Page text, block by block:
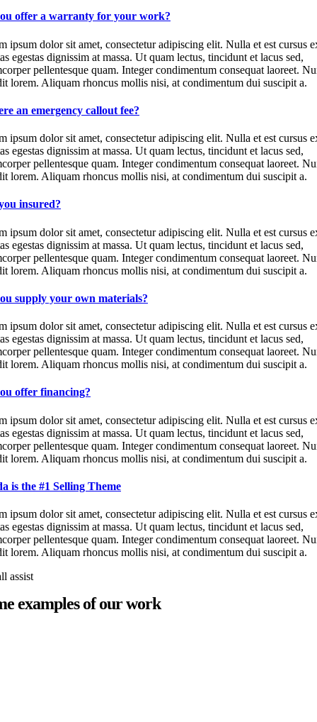
offer a warranty for your work?
ipsum dolor sit amet, consectetur adipiscing elit. Nulla et est cursus
egestas dignissim at massa. Ut quam lectus, tincidunt et lacus sed,
pellentesque quam. Integer condimentum consequat laoreet.
lorem. Aliquam rhoncus mollis nisi, at condimentum dui suscipit a.
an emergency callout fee?
ipsum dolor sit amet, consectetur adipiscing elit. Nulla et est cursus
egestas dignissim at massa. Ut quam lectus, tincidunt et lacus sed,
pellentesque quam. Integer condimentum consequat laoreet.
lorem. Aliquam rhoncus mollis nisi, at condimentum dui suscipit a.
insured?
ipsum dolor sit amet, consectetur adipiscing elit. Nulla et est cursus
egestas dignissim at massa. Ut quam lectus, tincidunt et lacus sed,
pellentesque quam. Integer condimentum consequat laoreet.
lorem. Aliquam rhoncus mollis nisi, at condimentum dui suscipit a.
supply your own materials?
ipsum dolor sit amet, consectetur adipiscing elit. Nulla et est cursus
egestas dignissim at massa. Ut quam lectus, tincidunt et lacus sed,
pellentesque quam. Integer condimentum consequat laoreet.
lorem. Aliquam rhoncus mollis nisi, at condimentum dui suscipit a.
offer financing?
ipsum dolor sit amet, consectetur adipiscing elit. Nulla et est cursus
egestas dignissim at massa. Ut quam lectus, tincidunt et lacus sed,
pellentesque quam. Integer condimentum consequat laoreet.
lorem. Aliquam rhoncus mollis nisi, at condimentum dui suscipit a.
is the #1 Selling Theme
ipsum dolor sit amet, consectetur adipiscing elit. Nulla et est cursus
egestas dignissim at massa. Ut quam lectus, tincidunt et lacus sed,
pellentesque quam. Integer condimentum consequat laoreet.
lorem. Aliquam rhoncus mollis nisi, at condimentum dui suscipit a.
assist
examples of our work